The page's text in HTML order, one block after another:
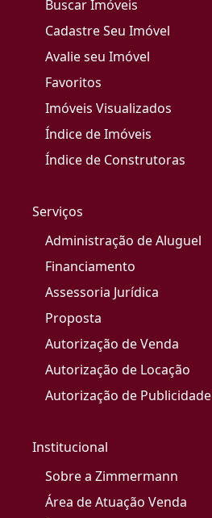
Buscar Imóveis
Cadastre Seu Imóvel
Avalie seu Imóvel
Favoritos
Imóveis Visualizados
Índice de Imóveis
Índice de Construtoras
Serviços
Administração de Aluguel
Financiamento
Assessoria Jurídica
Proposta
Autorização de Venda
Autorização de Locação
Autorização de Publicidade
Institucional
Sobre a Zimmermann
Área de Atuação Venda